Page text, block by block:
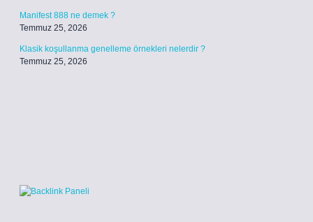
Manifest 888 ne demek ?
Temmuz 25, 2026
Klasik koşullanma genelleme örnekleri nelerdir ?
Temmuz 25, 2026